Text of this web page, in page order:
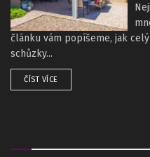
článku vám popíšeme, jak
schůzky...
ČÍST VÍCE